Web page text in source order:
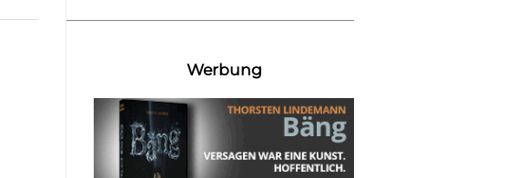
Werbung